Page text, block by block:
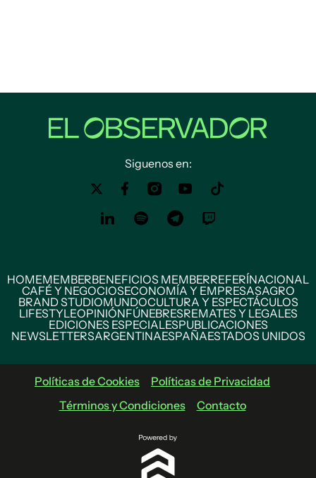
Siguenos en:
HOMEMEMBERBENEFICIOS MEMBERREFERÍNACIONAL
CAFÉ Y NEGOCIOSECONOMÍA Y EMPRESASAGRO
BRAND STUDIOMUNDOCULTURA Y ESPECTÁCULOS
LIFESTYLEOPINIÓNFÚNEBRESREMATES Y LEGALES
EDICIONES ESPECIALESPUBLICACIONES
NEWSLETTERSARGENTINAESPAÑAESTADOS UNIDOS
Políticas de Cookies
Políticas de Privacidad
Términos y Condiciones
Contacto